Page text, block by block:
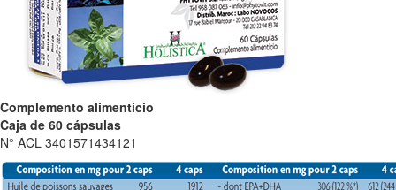
Complemento alimenticio
Caja de 60 cápsulas
N° ACL 3401571434121